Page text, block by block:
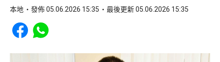
本地 發佈 05.06.2026 15:35 最後更新 05.06.2026 15:35
Share to Facebook
Share to WhatsApp